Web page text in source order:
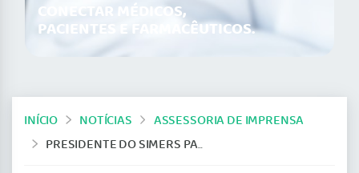
CONECTAR MÉDICOS,
PACIENTES E FARMACÊUTICOS.
INÍCIO NOTÍCIAS
ASSESSORIA DE IMPRENSA
PRESIDENTE DO SIMERS PARTICIPA DE AUDIÊNCIA PÚBLICA NO SENADO